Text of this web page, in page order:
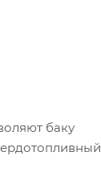
баку